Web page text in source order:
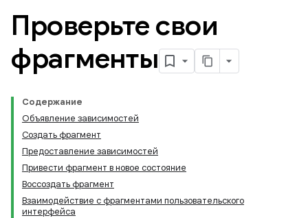
Проверьте свои
фрагменты
Содержание
Объявление зависимостей
Создать фрагмент
Предоставление зависимостей
Привести фрагмент в новое состояние
Воссоздать фрагмент
Взаимодействие с фрагментами пользовательского
интерфейса